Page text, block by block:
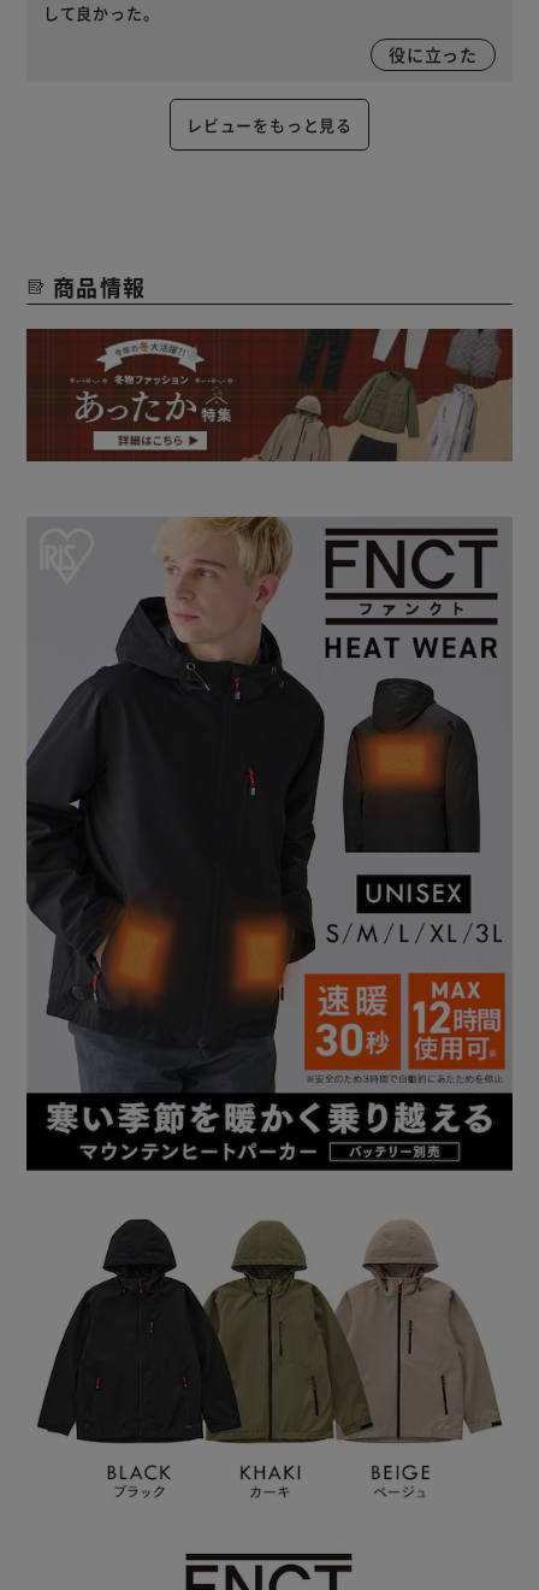
して良かった。
役に立った
レビューをもっと見る
商品情報